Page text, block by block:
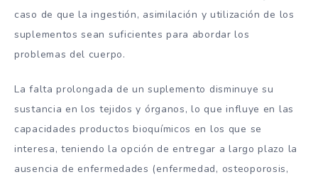
caso de que la ingestión, asimilación y utilización de los
suplementos sean suficientes para abordar los
problemas del cuerpo.
La falta prolongada de un suplemento disminuye su
sustancia en los tejidos y órganos, lo que influye en las
capacidades productos bioquímicos en los que se
interesa, teniendo la opción de entregar a largo plazo la
ausencia de enfermedades (enfermedad, osteoporosis,